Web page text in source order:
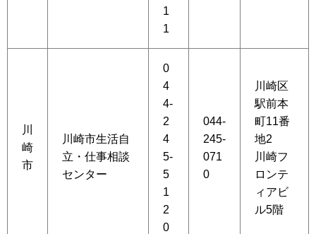
1
1
川
崎
市
川崎市生活自
立・仕事相談
センター
0
4
4-
2
4
5-
5
1
2
0
044-
245-
071
0
川崎区
駅前本
町11番
地2
川崎フ
ロンテ
ィアビ
ル5階